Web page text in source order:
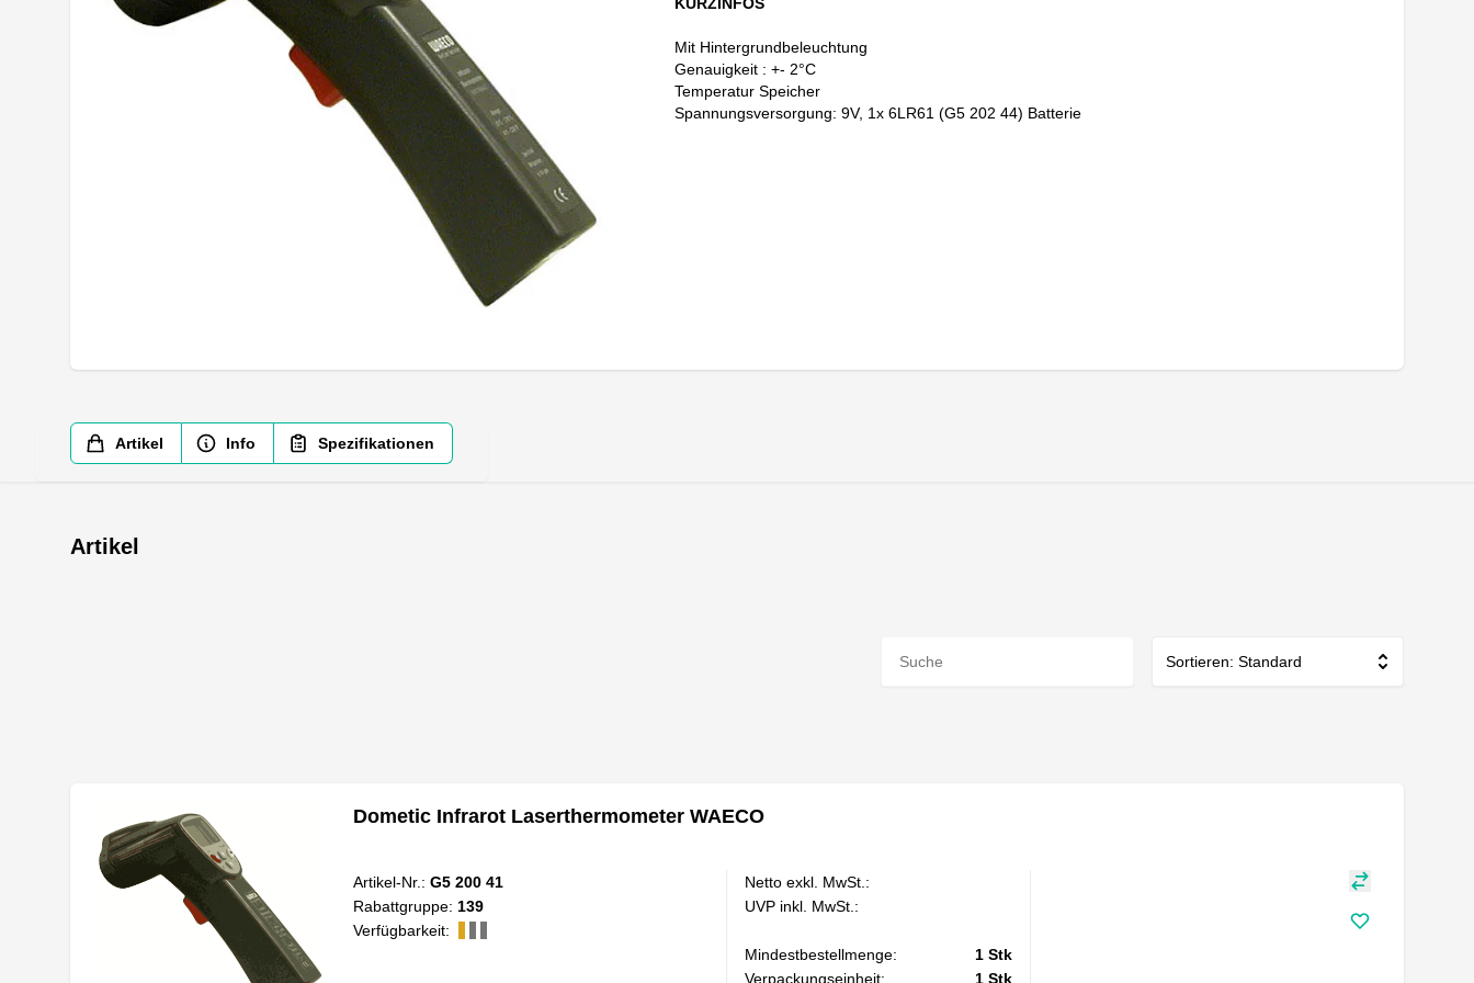
Mit Hintergrundbeleuchtung
Genauigkeit : +- 2°C
Temperatur Speicher
Spannungsversorgung: 9V, 1x 6LR61 (G5 202 44) Batterie
Artikel Info Spezifikationen
Artikel
Sortieren: Standard
Dometic Infrarot Laserthermometer WAECO
Artikel-Nr.: G5 200 41
Rabattgruppe: 139
Verfügbarkeit:
Netto exkl. MwSt.:
UVP inkl. MwSt.:
Mindestbestellmenge: 1 Stk
Verpackungseinheit:
1 Stk